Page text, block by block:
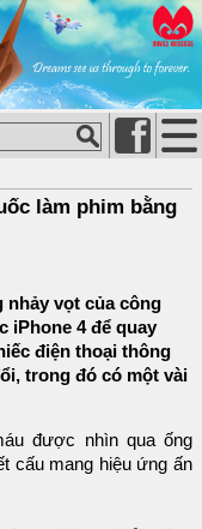
làm phim bằng
nhảy vọt của công
iPhone 4 để quay
điện thoại thông
trong đó có một vài
được nhìn qua ống
cấu mang hiệu ứng ấn